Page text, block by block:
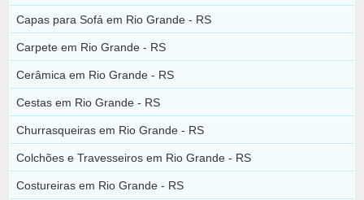
Capas para Sofá em Rio Grande - RS
Carpete em Rio Grande - RS
Cerâmica em Rio Grande - RS
Cestas em Rio Grande - RS
Churrasqueiras em Rio Grande - RS
Colchões e Travesseiros em Rio Grande - RS
Costureiras em Rio Grande - RS